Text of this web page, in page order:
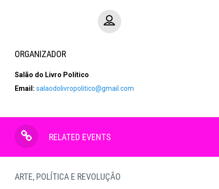
ORGANIZADOR
Salão do Livro Político
Email: salaodolivropolitico@gmail.com
RELATED EVENTS
ARTE, POLÍTICA E REVOLUÇÃO